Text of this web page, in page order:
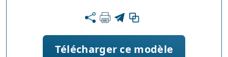
Télécharger ce modèle